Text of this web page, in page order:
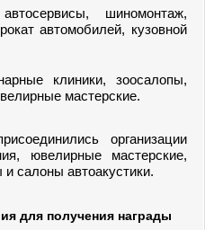
шиномонтаж,
автомобилей, кузовной
клиники, зоосалопы,
мастерские.
организации
ювелирные мастерские,
салоны автоакустики.
для получения награды